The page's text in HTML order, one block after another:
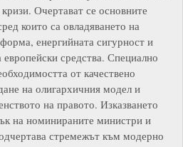
Очертават се основните
които са овладяването на
енергийната сигурност и
средства. Специално
от качествено
на олигархичния модел и
на правото. Изказването
на номинираните министри и
стремежът към модерно